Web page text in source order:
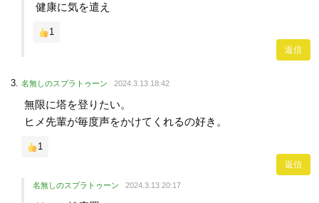
健康に気を遣え
1
返信
名無しのスプラトゥーン 2024.3.13 18:42
無限に塔を登りたい。
ヒメ先輩が毎度声をかけてくれるの好き。
1
返信
名無しのスプラトゥーン 2024.3.13 20:17